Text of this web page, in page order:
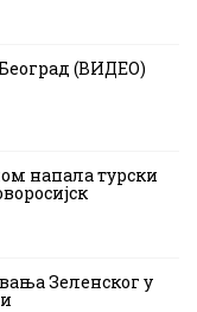
(ВИДЕО)
напала турски
Зеленског у